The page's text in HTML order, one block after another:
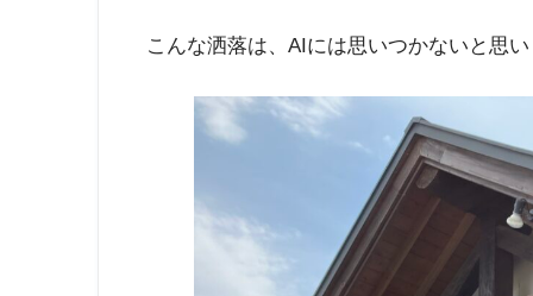
こんな洒落は、AIには思いつかないと思